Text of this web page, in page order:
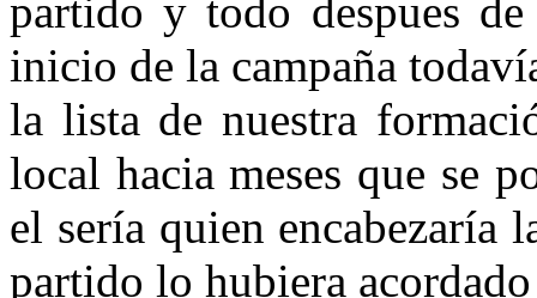
partido y todo despues
inicio de la campaña
la lista de nuestra
local hacia meses que se
el sería quien encabezaría
partido lo hubiera